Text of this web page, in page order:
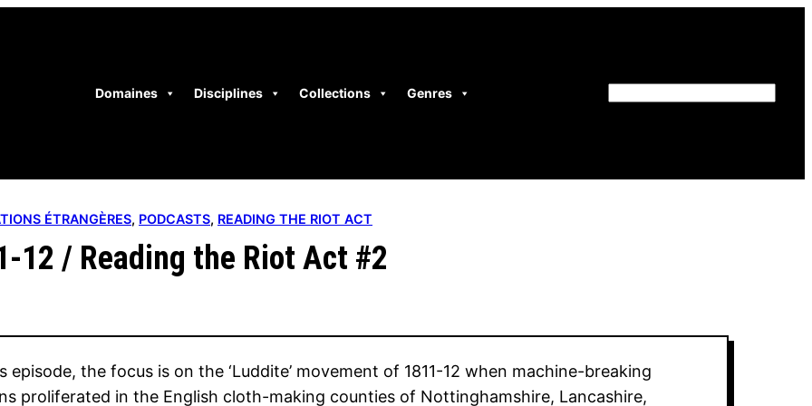
Domaines Disciplines Collections Genres
ÉTRANGÈRES, PODCASTS, READING THE RIOT ACT
12 / Reading the Riot Act #2
episode, the focus is on the ‘Luddite’ movement of 1811-12 when machine-breaking
proliferated in the English cloth-making counties of Nottinghamshire, Lancashire,